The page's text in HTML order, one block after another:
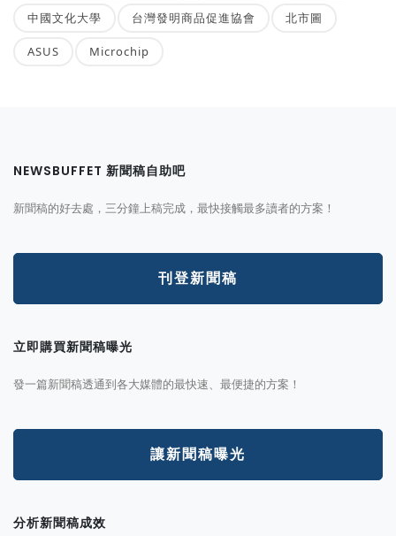
中國文化大學 台灣發明商品促進協會 北市圖
ASUS Microchip
NEWSBUFFET 新聞稿自助吧
新聞稿的好去處，三分鐘上稿完成，最快接觸最多讀者的方案！
刊登新聞稿
立即購買新聞稿曝光
發一篇新聞稿透通到各大媒體的最快速、最便捷的方案！
讓新聞稿曝光
分析新聞稿成效